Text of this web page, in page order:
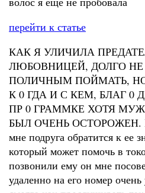
перейти к статье
КАК Я УЛИЧИЛА
ЛЮБОВНИЦЕЙ, ДОЛГО
ПОЛИЧНЫМ ПОЙМАТЬ,
К 0 ГДА И С КЕМ, БЛАГ 0
ПР 0 ГРАММКЕ ХОТЯ
БЫЛ ОЧЕНЬ ОСТОРОЖЕН.
мне подруга обратится к ее
который может помочь в
позвонили ему он мне
удаленно на его номер